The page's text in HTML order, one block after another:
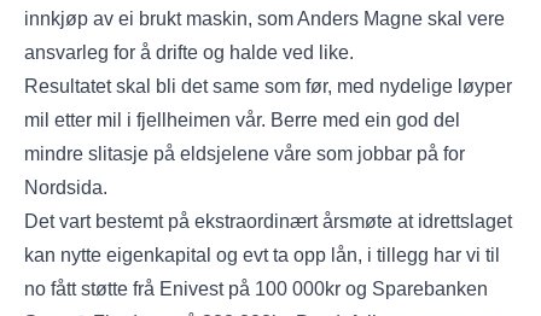
innkjøp av ei brukt maskin, som Anders Magne skal vere
ansvarleg for å drifte og halde ved like.
Resultatet skal bli det same som før, med nydelige løyper
mil etter mil i fjellheimen vår. Berre med ein god del
mindre slitasje på eldsjelene våre som jobbar på for
Nordsida.
Det vart bestemt på ekstraordinært årsmøte at idrettslaget
kan nytte eigenkapital og evt ta opp lån, i tillegg har vi til
no fått støtte frå Enivest på 100 000kr og Sparebanken